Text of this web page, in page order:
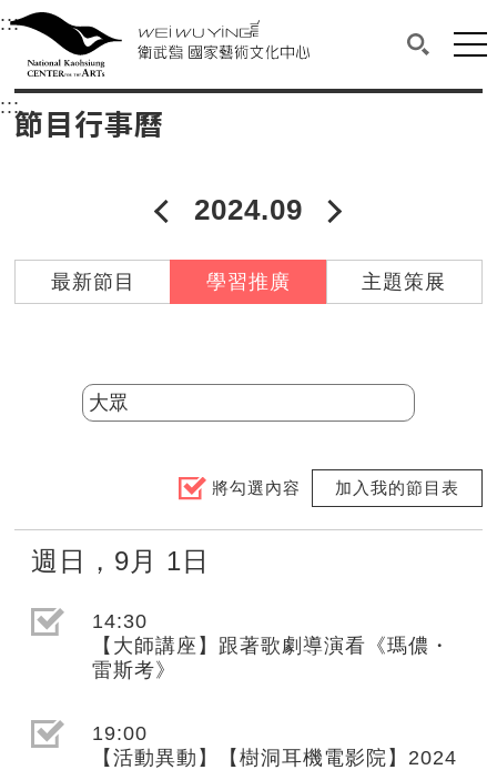
衛武營國家藝術文化中心
中央內容區塊，為本頁主要內容區。
:::選單連結區塊，此區塊列有本網站主要連結。
衛武營國家藝術文化中心
搜尋(開
網
:::中央內容區塊，為本頁主要內容區。
節目行事曆
2024年08月
2024.09
最新節目 學習推廣 主題策展
分類
將勾選內容 加入我的節目表
週日 ， 9月 1日
選取節目(未勾選)
14:30
【大師講座】跟著歌劇導演看《瑪儂・
雷斯考》
選取節目(未勾選)
19:00
【活動異動】【樹洞耳機電影院】2024